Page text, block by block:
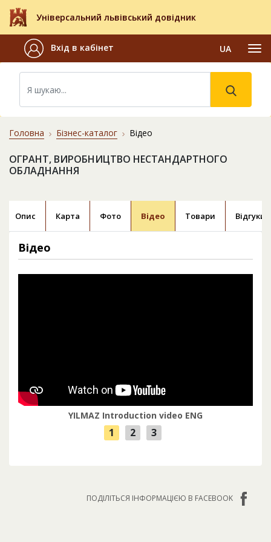
Універсальний львівський довідник
Вхід в кабінет UA
Головна Бізнес-каталог Відео
ОГРАНТ, ВИРОБНИЦТВО НЕСТАНДАРТНОГО
ОБЛАДНАННЯ
Опис Карта Фото Відео Товари Відгуки
Відео
YILMAZ Introduction video ENG
ПОДІЛІТЬСЯ ІНФОРМАЦІЄЮ В FACEBOOK